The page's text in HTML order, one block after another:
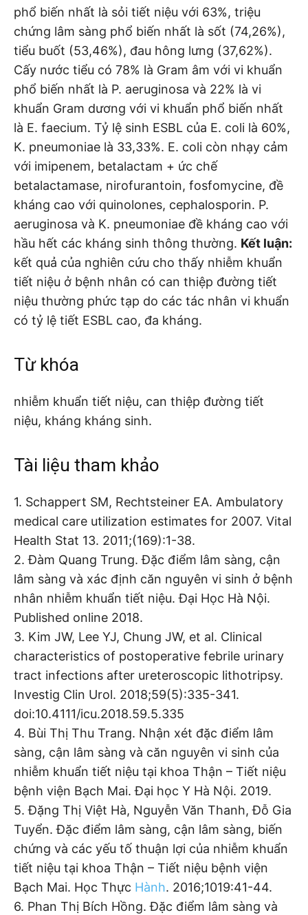
phổ biến nhất là sỏi tiết niệu với 63%, triệu
chứng lâm sàng phổ biến nhất là sốt (74,26%),
tiểu buốt (53,46%), đau hông lưng (37,62%).
Cấy nước tiểu có 78% là Gram âm với vi khuẩn
phổ biến nhất là P. aeruginosa và 22% là vi
khuẩn Gram dương với vi khuẩn phổ biến nhất
là E. faecium. Tỷ lệ sinh ESBL của E. coli là 60%,
K. pneumoniae là 33,33%. E. coli còn nhạy cảm
với imipenem, betalactam + ức chế
betalactamase, nirofurantoin, fosfomycine, đề
kháng cao với quinolones, cephalosporin. P.
aeruginosa và K. pneumoniae đề kháng cao với
hầu hết các kháng sinh thông thường. Kết luận:
kết quả của nghiên cứu cho thấy nhiễm khuẩn
tiết niệu ở bệnh nhân có can thiệp đường tiết
niệu thường phức tạp do các tác nhân vi khuẩn
có tỷ lệ tiết ESBL cao, đa kháng.
Từ khóa
nhiễm khuẩn tiết niệu, can thiệp đường tiết
niệu, kháng kháng sinh.
Tài liệu tham khảo
1. Schappert SM, Rechtsteiner EA. Ambulatory
medical care utilization estimates for 2007. Vital
Health Stat 13. 2011;(169):1-38.
2. Đàm Quang Trung. Đặc điểm lâm sàng, cận
lâm sàng và xác định căn nguyên vi sinh ở bệnh
nhân nhiễm khuẩn tiết niệu. Đại Học Hà Nội.
Published online 2018.
3. Kim JW, Lee YJ, Chung JW, et al. Clinical
characteristics of postoperative febrile urinary
tract infections after ureteroscopic lithotripsy.
Investig Clin Urol. 2018;59(5):335-341.
doi:10.4111/icu.2018.59.5.335
4. Bùi Thị Thu Trang. Nhận xét đặc điểm lâm
sàng, cận lâm sàng và căn nguyên vi sinh của
nhiễm khuẩn tiết niệu tại khoa Thận – Tiết niệu
bệnh viện Bạch Mai. Đại học Y Hà Nội. 2019.
5. Đặng Thị Việt Hà, Nguyễn Văn Thanh, Đỗ Gia
Tuyển. Đặc điểm lâm sàng, cận lâm sàng, biến
chứng và các yếu tố thuận lợi của nhiễm khuẩn
tiết niệu tại khoa Thận – Tiết niệu bệnh viện
Bạch Mai. Học Thực Hành. 2016;1019:41-44.
6. Phan Thị Bích Hồng. Đặc điểm lâm sàng và